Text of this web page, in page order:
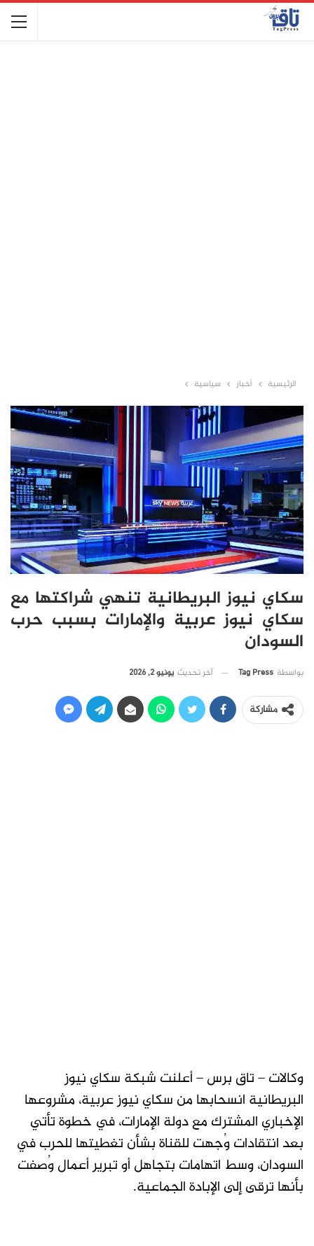
الرئيسية أخبار سياسية
سكاي نيوز البريطانية تنهي شراكتها مع
سكاي نيوز عربية والإمارات بسبب حرب
السودان
بواسطة Tag Press آخر تحديث يونيو 2, 2026
مشاركة
وكالات – تاق برس – أعلنت شبكة سكاي نيوز
البريطانية انسحابها من سكاي نيوز عربية، مشروعها
الإخباري المشترك مع دولة الإمارات، في خطوة تأتي
بعد انتقادات وُجهت للقناة بشأن تغطيتها للحرب في
السودان، وسط اتهامات بتجاهل أو تبرير أعمال وُصفت
بأنها ترقى إلى الإبادة الجماعية.